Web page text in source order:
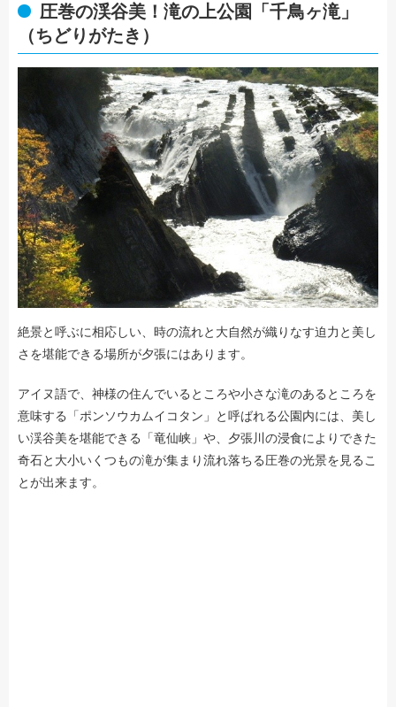
圧巻の渓谷美！滝の上公園「千鳥ヶ滝」
（ちどりがたき）
絶景と呼ぶに相応しい、時の流れと大自然が織りなす迫力と美し
さを堪能できる場所が夕張にはあります。
アイヌ語で、神様の住んでいるところや小さな滝のあるところを
意味する「ポンソウカムイコタン」と呼ばれる公園内には、美し
い渓谷美を堪能できる「竜仙峡」や、夕張川の浸食によりできた
奇石と大小いくつもの滝が集まり流れ落ちる圧巻の光景を見るこ
とが出来ます。